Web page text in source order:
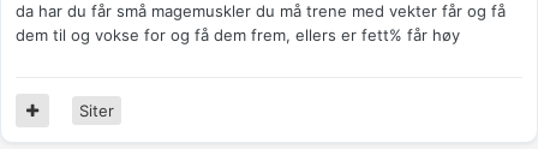
da har du får små magemuskler du må trene med vekter får og få
dem til og vokse for og få dem frem, ellers er fett% får høy
Siter